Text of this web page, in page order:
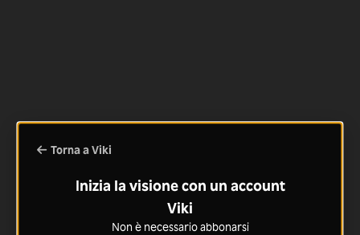
Torna a Viki
Inizia la visione con un account
Viki
Non è necessario abbonarsi